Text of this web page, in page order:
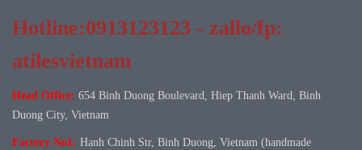
Hotline:0913123123 - zallo/fp:
atilesvietnam
Head Office: 654 Binh Duong Boulevard, Hiep Thanh Ward, Binh
Duong City, Vietnam
Factory No1: Hanh Chinh Str, Binh Duong, Vietnam (handmade